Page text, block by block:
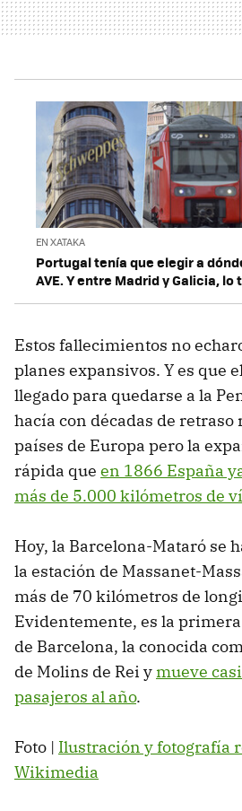
EN XATAKA
Portugal tenía que elegir a
AVE. Y entre Madrid y Galicia,
Estos fallecimientos no
planes expansivos. Y es que
llegado para quedarse a la
hacía con décadas de retraso
países de Europa pero la
rápida que en 1866 España
más de 5.000 kilómetros de
Hoy, la Barcelona-Mataró se
la estación de Massanet-
más de 70 kilómetros de
Evidentemente, es la
de Barcelona, la conocida
de Molins de Rei ymueve
pasajeros al año.
Foto | Ilustración y fotografía
Wikimedia